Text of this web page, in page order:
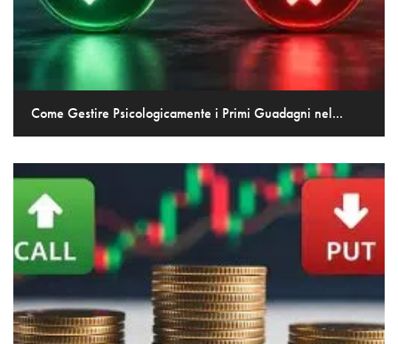
Come Gestire Psicologicamente i Primi Guadagni nel...